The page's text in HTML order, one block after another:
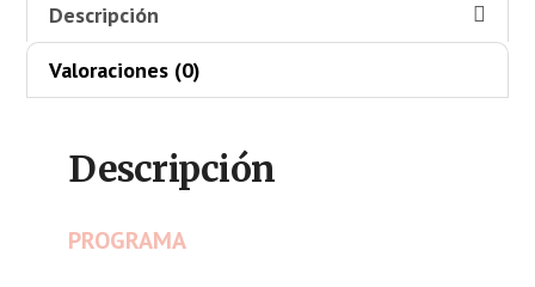
Descripción
Valoraciones (0)
Descripción
PROGRAMA